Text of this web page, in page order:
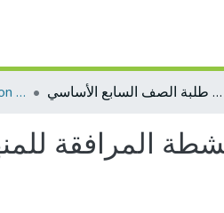
Educational Administration الادارة التربوية أثر الأنشطة المرافقة للمنهاج في التوعية البيئية ومفهوم الذات لدى طلبة الصف السابع الأساسي.
المرافقة